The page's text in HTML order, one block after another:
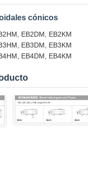
cónicos
EB2DM, EB2KM
EB3DM, EB3KM
EB4DM, EB4KM